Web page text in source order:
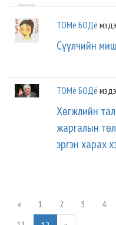
ТОМё БОДё
Сүүлчийн
ТОМё БОДё
Хөгжлийн
жаргалын
эргэн харах
« 1 2 3 4